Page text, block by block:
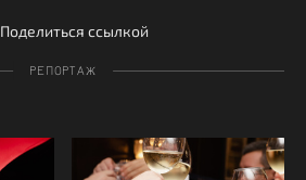
Поделиться ссылкой
РЕПОРТАЖ